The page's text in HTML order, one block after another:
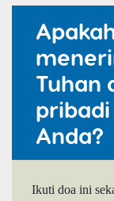
Tuhan
Anda?
Ikuti doa ini